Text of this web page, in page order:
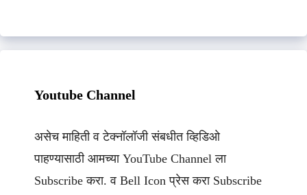
Youtube Channel
असेच माहिती व टेक्नॉलॉजी संबधीत व्हिडिओ
पाहण्यासाठी आमच्या YouTube Channel ला
Subscribe करा. व Bell Icon प्रेस करा Subscribe